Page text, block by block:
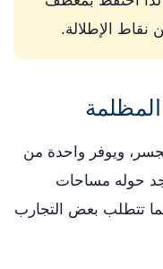
الإطلالة.
ويوفر واحدة من
حوله مساحات
تتطلب بعض التجارب